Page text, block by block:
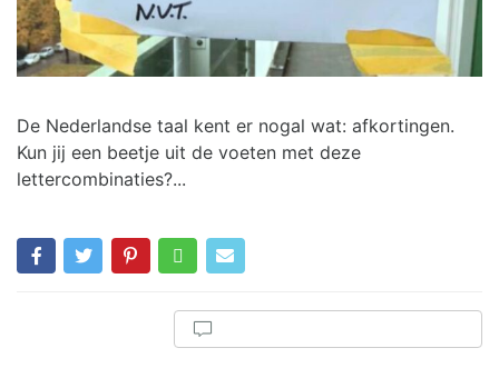
De Nederlandse taal kent er nogal wat: afkortingen.
Kun jij een beetje uit de voeten met deze
lettercombinaties?...